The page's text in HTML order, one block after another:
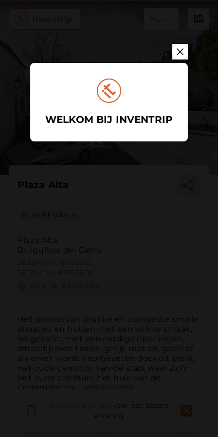
NL
Plaza Alta
Burgerlijk gebouw
Plaza Alta
Burguillos del Cerro
Het geheel van drukke en compacte smalle
straatjes en huizen met een volkse smaak,
witgekalkt, met eenvoudige openingen,
smeedijzeren tralies, gelijk met de gevel of
als erker, wordt voorgezeten door dit plein,
het oude centrum van de stad, waar zich
het oude stadhuis, het huis van de
Corregidor en ...
voor een betere
ervaring
WELKOM BIJ INVENTRIP